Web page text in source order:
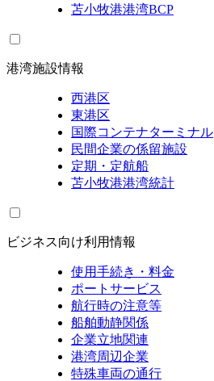
苫小牧港港湾BCP
港湾施設情報
西港区
東港区
国際コンテナターミナル
民間企業の係留施設
定期・定航船
苫小牧港港湾統計
ビジネス向け利用情報
使用手続き・料金
ポートサービス
航行時の注意等
船舶動静関係
企業立地関連
港湾周辺企業
特殊車両の通行